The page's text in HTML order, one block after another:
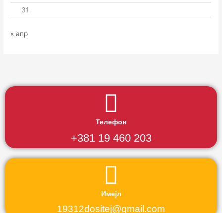
31
« апр
Телефон
+381 19 460 203
Имејл
19312dositej@gmail.com